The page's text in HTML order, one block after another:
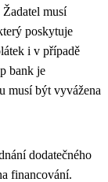
musí
poskytuje
i v případě
bank je
musí být vyvážena
dodatečného
financování.